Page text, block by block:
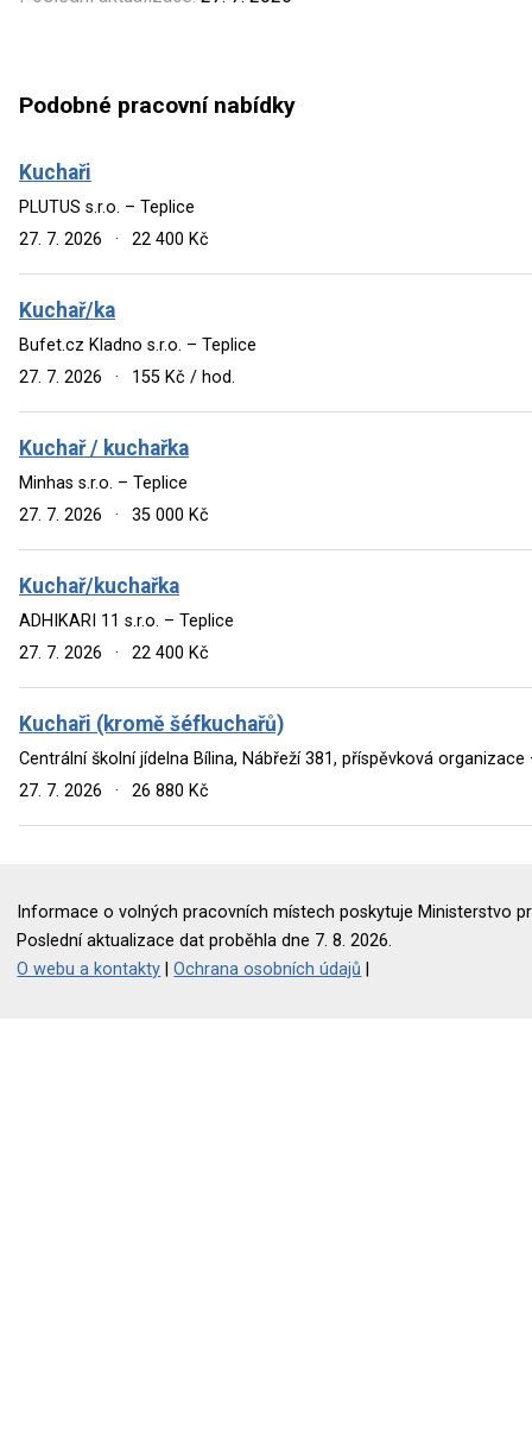
Podobné pracovní nabídky
Kuchaři
PLUTUS s.r.o. – Teplice
27. 7. 2026
· 22 400 Kč
Kuchař/ka
Bufet.cz Kladno s.r.o. – Teplice
27. 7. 2026
· 155 Kč / hod.
Kuchař / kuchařka
Minhas s.r.o. – Teplice
27. 7. 2026
· 35 000 Kč
Kuchař/kuchařka
ADHIKARI 11 s.r.o. – Teplice
27. 7. 2026
· 22 400 Kč
Kuchaři (kromě šéfkuchařů)
Centrální školní jídelna Bílina, Nábřeží 381, příspěvková organizace
27. 7. 2026
· 26 880 Kč
Informace o volných pracovních místech poskytuje Ministerstvo
Poslední aktualizace dat proběhla dne 7. 8. 2026.
O webu a kontakty |Ochrana osobních údajů